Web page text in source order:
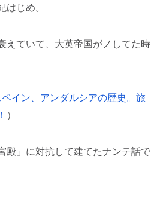
はじめ。
えていて、大英帝国がノしてた時
ペイン、アンダルシアの歴史。旅
）
殿」に対抗して建てたナンテ話で